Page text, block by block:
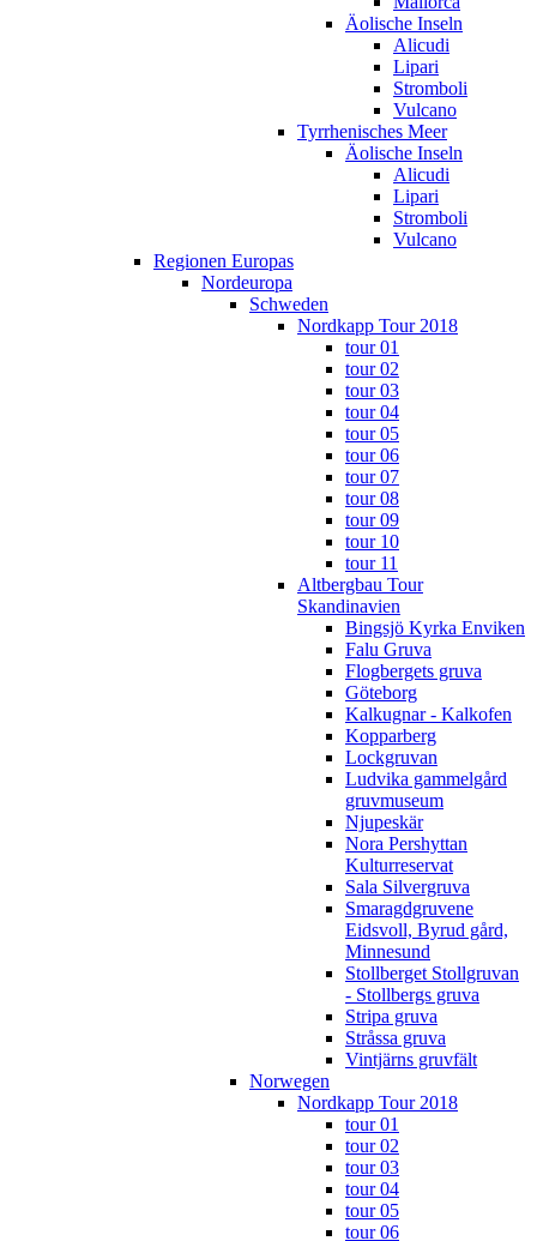
Äolische Inseln
Alicudi
Lipari
Stromboli
Vulcano
Tyrrhenisches Meer
Äolische Inseln
Alicudi
Lipari
Stromboli
Vulcano
Regionen Europas
Nordeuropa
Schweden
Nordkapp Tour 2018
tour 01
tour 02
tour 03
tour 04
tour 05
tour 06
tour 07
tour 08
tour 09
tour 10
tour 11
Altbergbau Tour
Skandinavien
Bingsjö Kyrka Enviken
Falu Gruva
Flogbergets gruva
Göteborg
Kalkugnar - Kalkofen
Kopparberg
Lockgruvan
Ludvika gammelgård
gruvmuseum
Njupeskär
Nora Pershyttan
Kulturreservat
Sala Silvergruva
Smaragdgruvene
Eidsvoll, Byrud gård,
Minnesund
Stollberget Stollgruvan
- Stollbergs gruva
Stripa gruva
Stråssa gruva
Vintjärns gruvfält
Norwegen
Nordkapp Tour 2018
tour 01
tour 02
tour 03
tour 04
tour 05
tour 06